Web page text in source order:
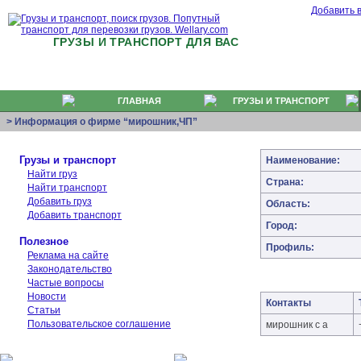
ГРУЗЫ И ТРАНСПОРТ ДЛЯ ВАС
Добавить
ГЛАВНАЯ ГРУЗЫ И ТРАНСПОРТ
> Информация о фирме “мирошник,ЧП”
Грузы и транспорт
Найти груз
Найти транспорт
Добавить груз
Добавить транспорт
Полезное
Реклама на сайте
Законодательство
Частые вопросы
Новости
Статьи
Пользовательское соглашение
Наименование:
Страна:
Область:
Город:
Профиль:
Контакты
мирошник с а